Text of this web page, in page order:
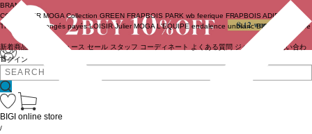
ログイン
BRAND
COUTURIER MOGA Collection GREEN FRAPBOIS PARK wb feerique FRAPBOIS ADIEU
TRISTESSE
congés payés LOISIR Julier MOGA L'EQUIPE endalence unbilanc BIGI online store
新着商品 ニュース セール スタッフ コーディネート よくある質問 ジャーナル
お問い合わ
せ
BIGI online store
/